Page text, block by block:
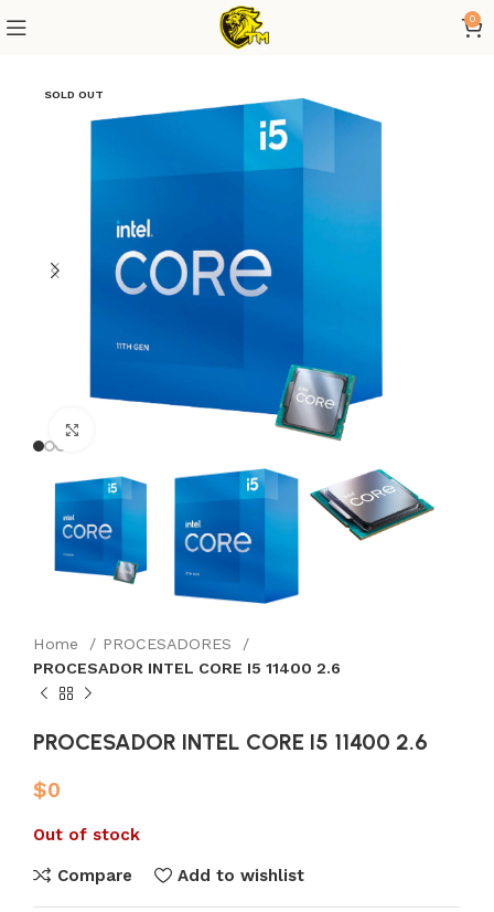
0
SOLD OUT
Home
PROCESADORES
PROCESADOR INTEL CORE I5 11400 2.6
PROCESADOR INTEL CORE I5 11400 2.6
$0
Out of stock
Compare Add to wishlist